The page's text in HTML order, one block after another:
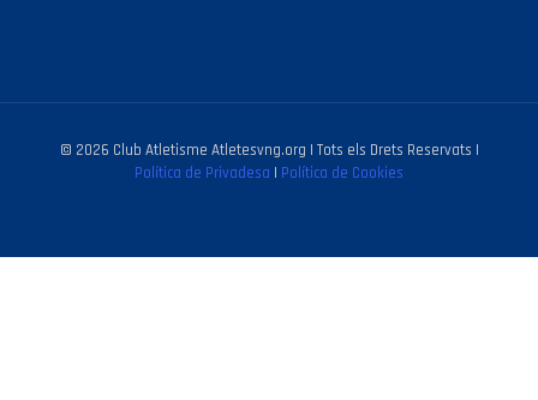
© 2026 Club Atletisme Atletesvng.org | Tots els Drets Reservats |
Política de Privadesa | Política de Cookies